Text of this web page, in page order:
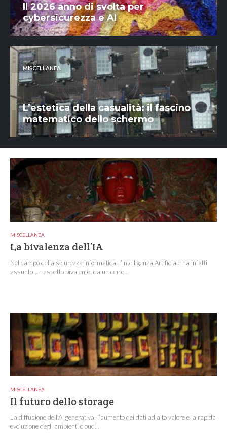
Il 2026 anno di svolta per
cybersicurezza e AI
MISCELLANEA
L’estetica della casualità: il fascino
matematico dello schermo
MISCELLANEA
La bivalenza dell’IA
Nel campo della sicurezza informatica, l’Intelligenza Artificiale ha infatti
assunto un aspetto bivalente, da un certo...
MISCELLANEA
Il futuro dello storage
La diffusione dell’AI generativa, l’aumento dei dati ad alto valore e la rapida
evoluzione degli ambienti cloud...